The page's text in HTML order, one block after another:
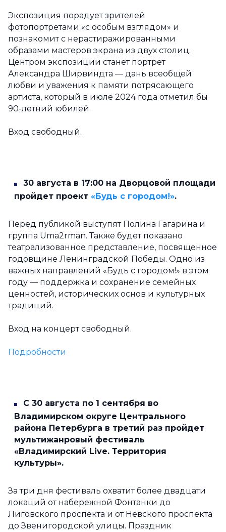
Экспозиция порадует зрителей
фотопортретами «с особым взглядом» и
познакомит с нерастиражированными
образами мастеров экрана из двух столиц.
Центром экспозиции станет портрет
Александра Ширвиндта — дань всеобщей
любви и уважения к памяти потрясающего
артиста, который в июле 2024 года отметил бы
90-летний юбилей.
Вход свободный.
30 августа в 17:00 на Дворцовой площади
пройдет проект «Будь с городом!».
Перед публикой выступят Полина Гагарина и
группа Uma2rman. Также будет показано
театрализованное представление, посвященное
годовщине Ленинградской Победы. Одно из
важных направлений «Будь с городом!» в этом
году — поддержка и сохранение семейных
ценностей, исторических основ и культурных
традиций.
Вход на концерт свободный.
Подробности
С 30 августа по 1 сентября во
Владимирском округе Центрального
района Петербурга в третий раз пройдет
мультижанровый фестиваль
«Владимирский Live. Территория
культуры».
За три дня фестиваль охватит более двадцати
локаций от набережной Фонтанки до
Лиговского проспекта и от Невского проспекта
до Звенигородской улицы. Праздник